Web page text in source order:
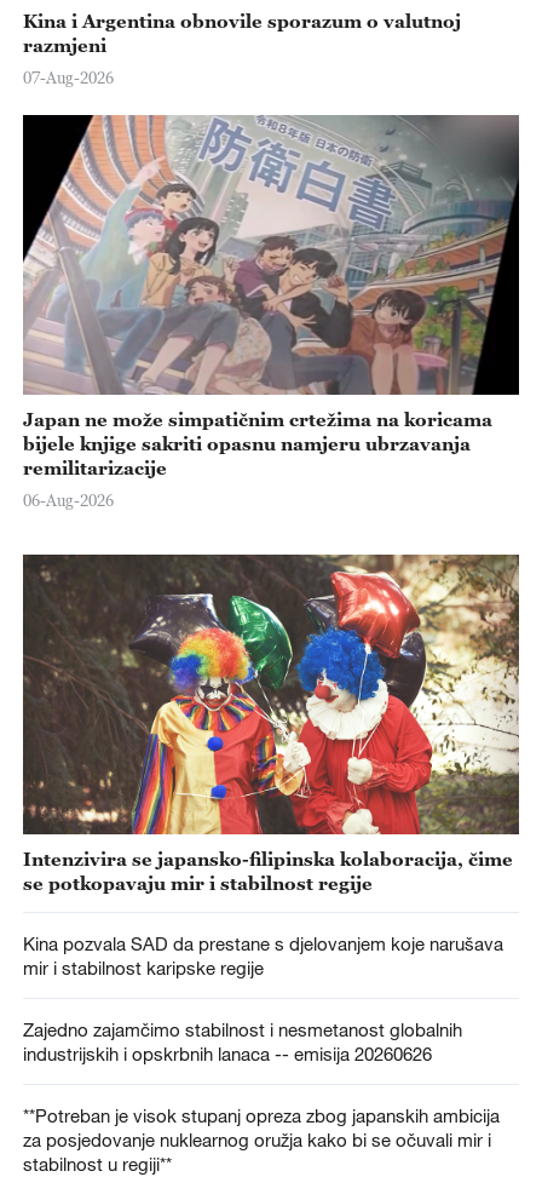
Kina i Argentina obnovile sporazum o valutnoj
razmjeni
07-Aug-2026
Japan ne može simpatičnim crtežima na koricama
bijele knjige sakriti opasnu namjeru ubrzavanja
remilitarizacije
06-Aug-2026
Intenzivira se japansko-filipinska kolaboracija, čime
se potkopavaju mir i stabilnost regije
Kina pozvala SAD da prestane s djelovanjem koje narušava
mir i stabilnost karipske regije
Zajedno zajamčimo stabilnost i nesmetanost globalnih
industrijskih i opskrbnih lanaca -- emisija 20260626
**Potreban je visok stupanj opreza zbog japanskih ambicija
za posjedovanje nuklearnog oružja kako bi se očuvali mir i
stabilnost u regiji**